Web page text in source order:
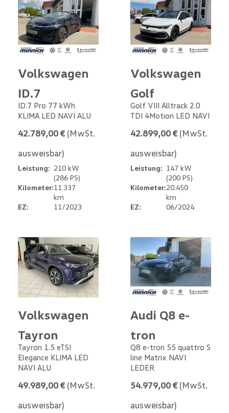
Volkswagen
ID.7
ID.7 Pro 77 kWh
KLIMA LED NAVI ALU
42.789,00 € (MwSt.
ausweisbar)
Leistung: 210 kW
(286 PS)
Kilometer:11.337
km
EZ:
11/2023
Volkswagen
Golf
Golf VIII Alltrack 2.0
TDI 4Motion LED NAVI
42.899,00 € (MwSt.
ausweisbar)
Leistung: 147 kW
(200 PS)
Kilometer:20.450
km
EZ:
06/2024
Volkswagen
Tayron
Tayron 1.5 eTSI
Elegance KLIMA LED
NAVI ALU
49.989,00 € (MwSt.
ausweisbar)
Audi Q8 e-
tron
Q8 e-tron 55 quattro S
line Matrix NAVI
LEDER
54.979,00 € (MwSt.
ausweisbar)